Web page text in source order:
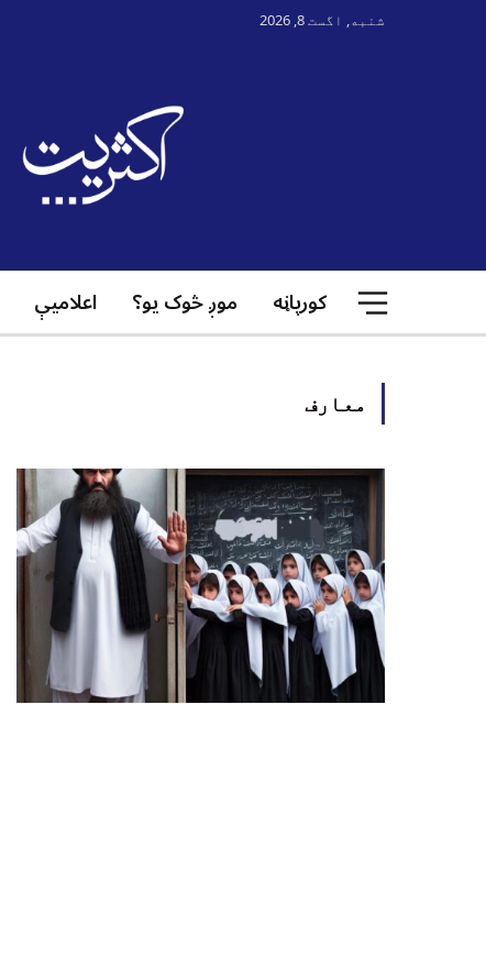
شنبه, اگست 8, 2026
کورپاڼه موږ څوک یو؟ اعلامیې
معارف